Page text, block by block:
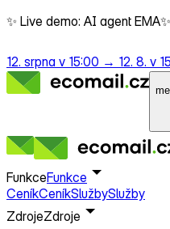
✨ Live demo: AI agent EMA
12. srpna v 15:00 → 12. 8. v
FunkceFunkce
CeníkCeníkSlužbySlužby
ZdrojeZdroje